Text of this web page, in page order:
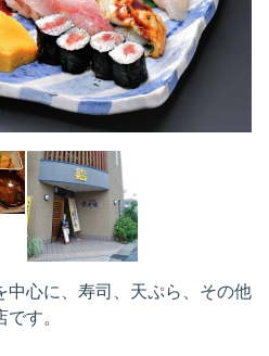
中心に、寿司、天ぷら、その他
す。